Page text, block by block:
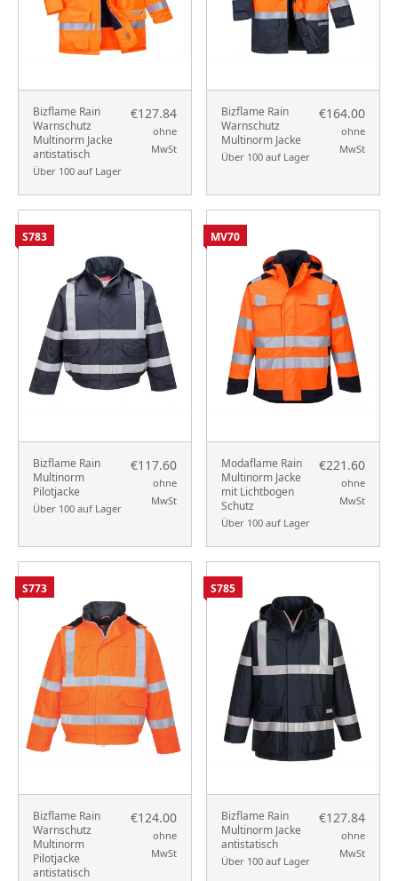
Bizflame Rain
Warnschutz
Multinorm Jacke
antistatisch
Über 100 auf Lager
€127.84
ohne
MwSt
Bizflame Rain
Warnschutz
Multinorm Jacke
Über 100 auf Lager
€164.00
ohne
MwSt
Bizflame Rain
Multinorm
Pilotjacke
Über 100 auf Lager
€117.60
ohne
MwSt
S783
Modaflame Rain
Multinorm Jacke
mit Lichtbogen
Schutz
Über 100 auf Lager
€221.60
ohne
MwSt
MV70
Bizflame Rain
Warnschutz
Multinorm
Pilotjacke
antistatisch
€124.00
ohne
MwSt
S773
Bizflame Rain
Multinorm Jacke
antistatisch
Über 100 auf Lager
€127.84
ohne
MwSt
S785